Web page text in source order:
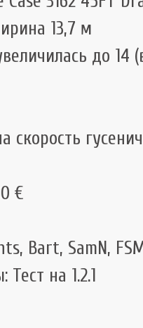
13,7 м
до 14
скорость
€
Bart, SamN,
Тест на 1.2.1